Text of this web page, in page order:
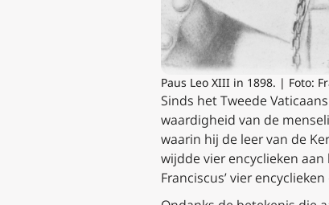
Paus Leo XIII in 1898. | Foto:
Sinds het Tweede
waardigheid van de
waarin hij de leer van de
wijdde vier encyclieken
Franciscus’ vier